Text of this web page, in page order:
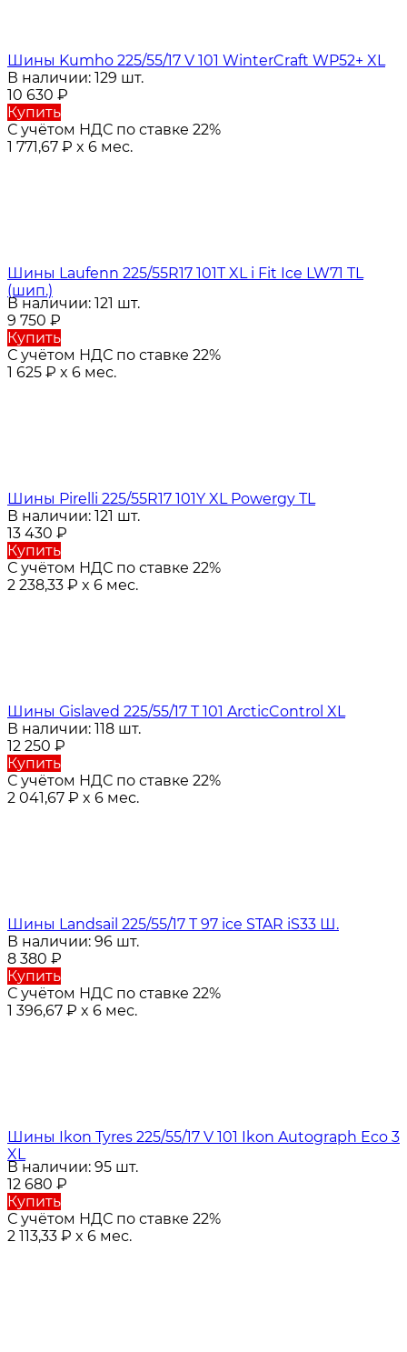
Шины Kumho 225/55/17 V 101 WinterCraft WP52+ XL
В наличии: 129 шт.
10 630 ₽
Купить
С учётом НДС по ставке 22%
1 771,67 ₽ x 6 мес.
Шины Laufenn 225/55R17 101T XL i Fit Ice LW71 TL
(шип.)
В наличии: 121 шт.
9 750 ₽
Купить
С учётом НДС по ставке 22%
1 625 ₽ x 6 мес.
Шины Pirelli 225/55R17 101Y XL Powergy TL
В наличии: 121 шт.
13 430 ₽
Купить
С учётом НДС по ставке 22%
2 238,33 ₽ x 6 мес.
Шины Gislaved 225/55/17 T 101 ArcticControl XL
В наличии: 118 шт.
12 250 ₽
Купить
С учётом НДС по ставке 22%
2 041,67 ₽ x 6 мес.
Шины Landsail 225/55/17 T 97 ice STAR iS33 Ш.
В наличии: 96 шт.
8 380 ₽
Купить
С учётом НДС по ставке 22%
1 396,67 ₽ x 6 мес.
Шины Ikon Tyres 225/55/17 V 101 Ikon Autograph Eco 3
XL
В наличии: 95 шт.
12 680 ₽
Купить
С учётом НДС по ставке 22%
2 113,33 ₽ x 6 мес.